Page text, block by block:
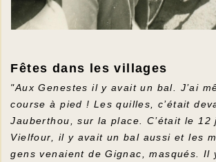
Fêtes dans les villages
"Aux Genestes il y avait un bal. J’ai
course à pied ! Les quilles, c’était
Jauberthou, sur la place. C’était le 12
Vielfour, il y avait un bal aussi et les
gens venaient de Gignac, masqués. Il